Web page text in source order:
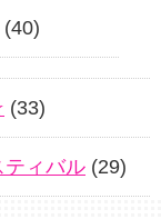
(40)
(33)
ィバル (29)